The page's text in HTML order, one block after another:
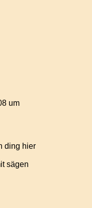
um
ding hier
sägen